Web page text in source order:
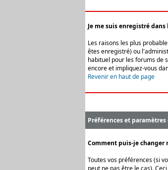
Je me suis enregistré
Les raisons les plus
êtes enregistré) ou
habituel pour les forums de
encore et impliquez-vous
Revenir en haut de page
Préférences et
Comment puis-je changer
Toutes vos préférences (si
peut ne pas être le cas).